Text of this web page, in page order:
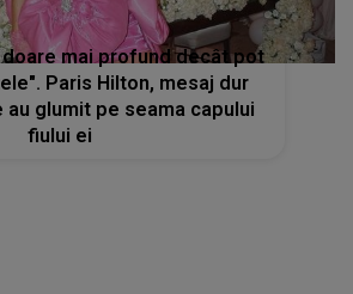
mai profund decât pot
Paris Hilton, mesaj dur
au glumit pe seama capului
fiului ei